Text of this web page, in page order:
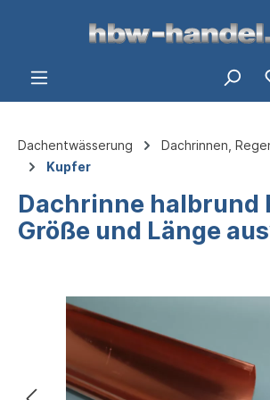
springen
Dachentwässerung
Dachrinnen,
Kupfer
Dachrinne halbrund
Größe und Länge
Bildergalerie überspringen